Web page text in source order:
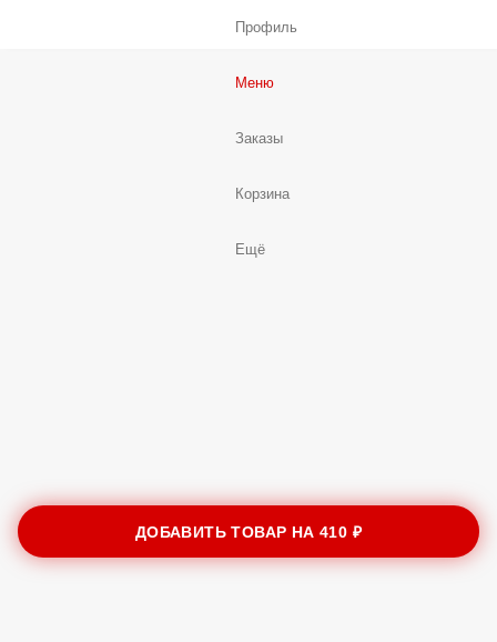
ДОБАВИТЬ ТОВАР НА410 ₽
Профиль
Меню
Заказы
Корзина
Ещё